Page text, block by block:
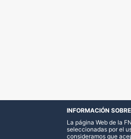
INFORMACIÓN
La página Web de la
seleccionadas por el
consideramos que